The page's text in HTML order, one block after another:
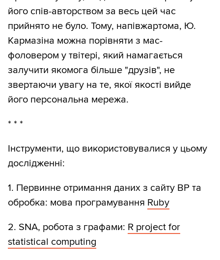
його спів-авторством за весь цей час
прийнято не було. Тому, напівжартома, Ю.
Кармазіна можна порівняти з мас-
фоловером у твітері, який намагається
залучити якомога більше "друзів", не
звертаючи увагу на те, якої якості вийде
його персональна мережа.
* * *
Інструменти, що використовувалися у цьому
дослідженні:
1. Первинне отримання даних з сайту ВР та
обробка: мова програмування Ruby
2. SNA, робота з графами: R project for
statistical computing